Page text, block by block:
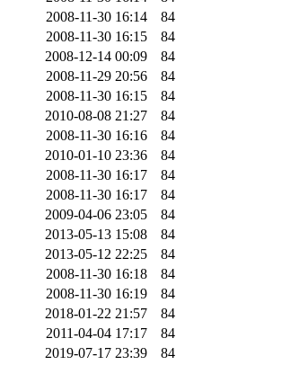
2008-11-30 16:14
84
2008-11-30 16:15
84
2008-12-14 00:09
84
2008-11-29 20:56
84
2008-11-30 16:15
84
2010-08-08 21:27
84
2008-11-30 16:16
84
2010-01-10 23:36
84
2008-11-30 16:17
84
2008-11-30 16:17
84
2009-04-06 23:05
84
2013-05-13 15:08
84
2013-05-12 22:25
84
2008-11-30 16:18
84
2008-11-30 16:19
84
2018-01-22 21:57
84
2011-04-04 17:17
84
2019-07-17 23:39
84